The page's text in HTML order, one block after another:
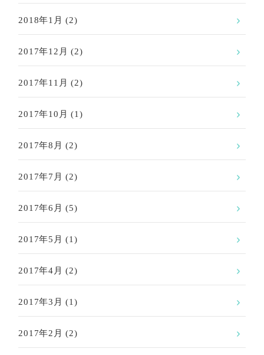
2018年1月 (2)
2017年12月 (2)
2017年11月 (2)
2017年10月 (1)
2017年8月 (2)
2017年7月 (2)
2017年6月 (5)
2017年5月 (1)
2017年4月 (2)
2017年3月 (1)
2017年2月 (2)